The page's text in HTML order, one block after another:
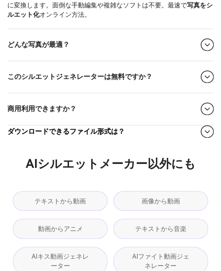
に変換します。面倒な手動編集や複雑なソフトは不要。最速で写真をシ
ルエット化オンライン方法。
どんな写真が最適？
このシルエットジェネレーターは無料ですか？
商用利用できますか？
ダウンロードできるファイル形式は？
AIシルエットメーカー以外にも
テキストから動画 画像から動画
動画からアニメ テキストから音楽
AIキス動画ジェネレ
ーター
AIファイト動画ジェ
ネレーター